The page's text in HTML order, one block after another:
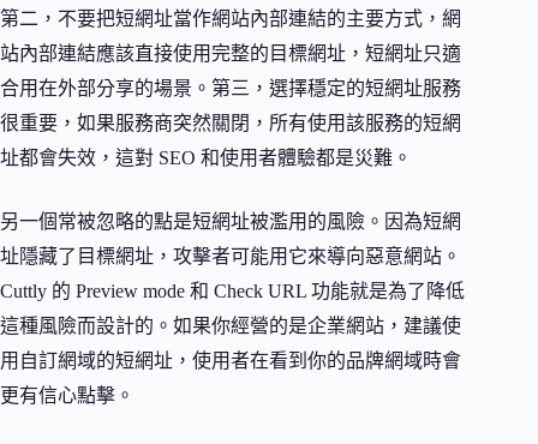
第二，不要把短網址當作網站內部連結的主要方式，網
站內部連結應該直接使用完整的目標網址，短網址只適
合用在外部分享的場景。第三，選擇穩定的短網址服務
很重要，如果服務商突然關閉，所有使用該服務的短網
址都會失效，這對 SEO 和使用者體驗都是災難。
另一個常被忽略的點是短網址被濫用的風險。因為短網
址隱藏了目標網址，攻擊者可能用它來導向惡意網站。
Cuttly 的 Preview mode 和 Check URL 功能就是為了降低
這種風險而設計的。如果你經營的是企業網站，建議使
用自訂網域的短網址，使用者在看到你的品牌網域時會
更有信心點擊。